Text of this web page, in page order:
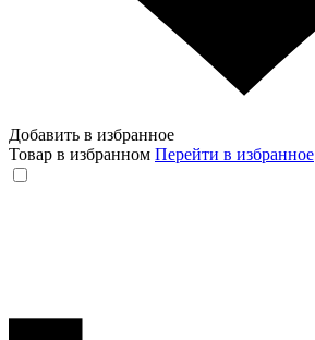
Добавить в избранное
Товар в избранном Перейти в избранное